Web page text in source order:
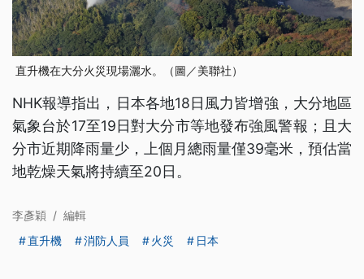
直升機在大分火災現場灑水。（圖／美聯社）
NHK報導指出，日本各地18日風力皆增強，大分地區
氣象台於17至19日對大分市等地發布強風警報；且大
分市近期降雨量少，上個月總雨量僅39毫米，預估當
地乾燥天氣將持續至20日。
李彥穎 / 編輯
直升機
消防人員 火災 日本